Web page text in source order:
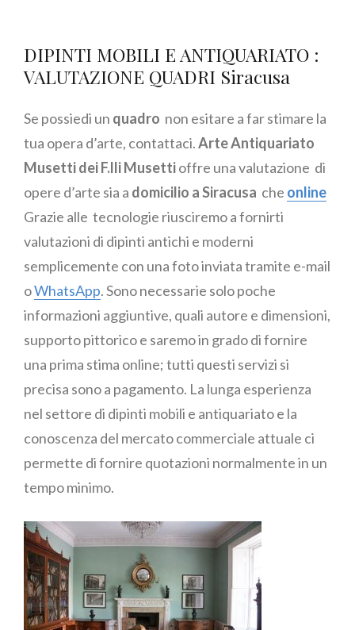
DIPINTI MOBILI E ANTIQUARIATO :
VALUTAZIONE QUADRI Siracusa
Se possiedi un quadro non esitare a far stimare la
tua opera d’arte, contattaci.Arte Antiquariato
Musetti dei F.lli Musettioffre una valutazione di
opere d’arte sia a domicilio a Siracusa che online
Grazie alle tecnologie riusciremo a fornirti
valutazioni di dipinti antichi e moderni
semplicemente con una foto inviata tramite e-mail
oWhatsApp. Sono necessarie solo poche
informazioni aggiuntive, quali autore e dimensioni,
supporto pittorico e saremo in grado di fornire
una prima stima online; tutti questi servizi si
precisa sono a pagamento. La lunga esperienza
nel settore di dipinti mobili e antiquariato e la
conoscenza del mercato commerciale attuale ci
permette di fornire quotazioni normalmente in un
tempo minimo.